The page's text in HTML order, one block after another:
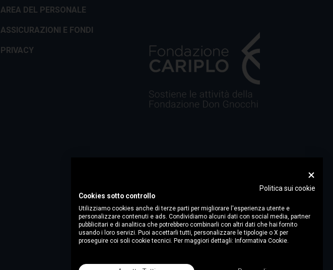
AREA DEL PERSONALE
ASSICURAZIONI E FONDI
PRIVACY
Politica sui cookie
Cookies sotto controllo
Utilizziamo cookies anche di terze parti per migliorare l'esperienza utente e
personalizzare contenuti e ads. Condividiamo alcuni dati con social media, partner
pubblicitari e di analitica che potrebbero combinarli con altri dati che hai fornito
usando i loro servizi. Puoi accettarli tutti, personalizzare le tipologie o X per
proseguire coi soli cookie tecnici. Per maggiori dettagli: Informativa Cookie.